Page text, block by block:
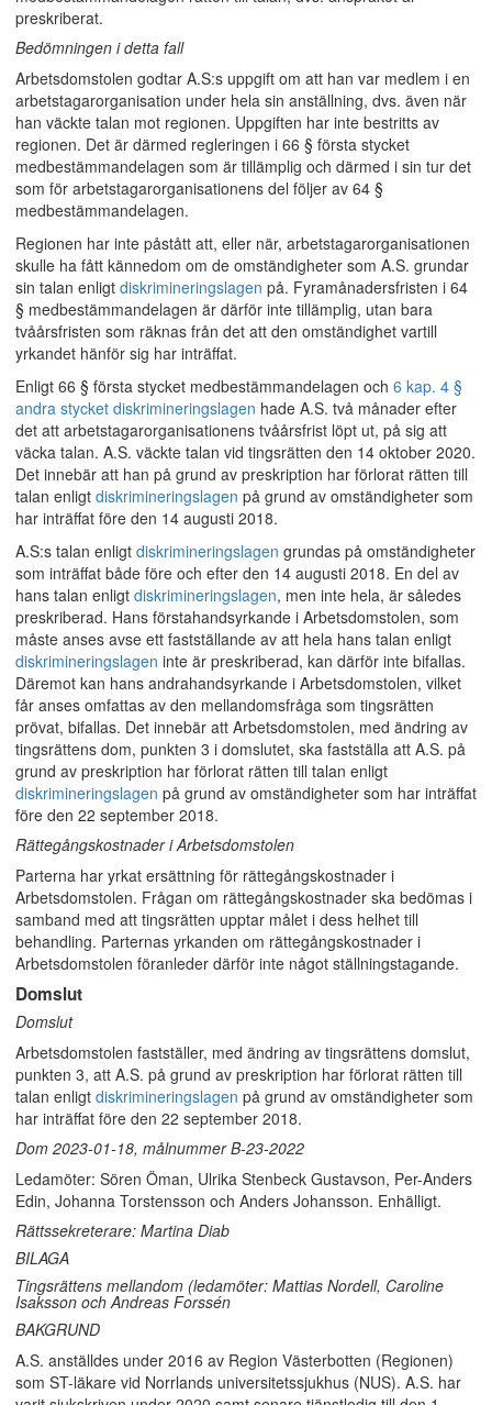
preskriberat.
Bedömningen i detta fall
Arbetsdomstolen godtar A.S:s uppgift om att han var medlem i en
arbetstagarorganisation under hela sin anställning, dvs. även när
han väckte talan mot regionen. Uppgiften har inte bestritts av
regionen. Det är därmed regleringen i 66 § första stycket
medbestämmandelagen som är tillämplig och därmed i sin tur det
som för arbetstagarorganisationens del följer av 64 §
medbestämmandelagen.
Regionen har inte påstått att, eller när, arbetstagarorganisationen
skulle ha fått kännedom om de omständigheter som A.S. grundar
sin talan enligt diskrimineringslagen på. Fyramånadersfristen i 64
§ medbestämmandelagen är därför inte tillämplig, utan bara
tvåårsfristen som räknas från det att den omständighet vartill
yrkandet hänför sig har inträffat.
Enligt 66 § första stycket medbestämmandelagen och 6 kap. 4 §
andra stycket diskrimineringslagen hade A.S. två månader efter
det att arbetstagarorganisationens tvåårsfrist löpt ut, på sig att
väcka talan. A.S. väckte talan vid tingsrätten den 14 oktober 2020.
Det innebär att han på grund av preskription har förlorat rätten till
talan enligt diskrimineringslagen på grund av omständigheter som
har inträffat före den 14 augusti 2018.
A.S:s talan enligt diskrimineringslagen grundas på omständigheter
som inträffat både före och efter den 14 augusti 2018. En del av
hans talan enligt diskrimineringslagen, men inte hela, är således
preskriberad. Hans förstahandsyrkande i Arbetsdomstolen, som
måste anses avse ett fastställande av att hela hans talan enligt
diskrimineringslagen inte är preskriberad, kan därför inte bifallas.
Däremot kan hans andrahandsyrkande i Arbetsdomstolen, vilket
får anses omfattas av den mellandomsfråga som tingsrätten
prövat, bifallas. Det innebär att Arbetsdomstolen, med ändring av
tingsrättens dom, punkten 3 i domslutet, ska fastställa att A.S. på
grund av preskription har förlorat rätten till talan enligt
diskrimineringslagen på grund av omständigheter som har inträffat
före den 22 september 2018.
Rättegångskostnader i Arbetsdomstolen
Parterna har yrkat ersättning för rättegångskostnader i
Arbetsdomstolen. Frågan om rättegångskostnader ska bedömas i
samband med att tingsrätten upptar målet i dess helhet till
behandling. Parternas yrkanden om rättegångskostnader i
Arbetsdomstolen föranleder därför inte något ställningstagande.
Domslut
Domslut
Arbetsdomstolen fastställer, med ändring av tingsrättens domslut,
punkten 3, att A.S. på grund av preskription har förlorat rätten till
talan enligt diskrimineringslagen på grund av omständigheter som
har inträffat före den 22 september 2018.
Dom 2023-01-18, målnummer B-23-2022
Ledamöter: Sören Öman, Ulrika Stenbeck Gustavson, Per-Anders
Edin, Johanna Torstensson och Anders Johansson. Enhälligt.
Rättssekreterare: Martina Diab
BILAGA
Tingsrättens mellandom (ledamöter: Mattias Nordell, Caroline
Isaksson och Andreas Forssén
BAKGRUND
A.S. anställdes under 2016 av Region Västerbotten (Regionen)
som ST-läkare vid Norrlands universitetssjukhus (NUS). A.S. har